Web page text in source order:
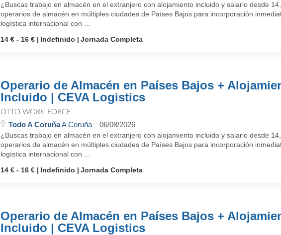
¿Buscas trabajo en almacén en el extranjero con alojamiento incluido y salario desde
operarios de almacén en múltiples ciudades de Países Bajos para incorporación
logística internacional con ...
14 € - 16 €
Indefinido Jornada Completa
Operario de Almacén en Países Bajos +
Incluido | CEVA Logistics
OTTO WORK FORCE
Todo A CoruñaA Coruña 06/08/2026
¿Buscas trabajo en almacén en el extranjero con alojamiento incluido y salario desde
operarios de almacén en múltiples ciudades de Países Bajos para incorporación
logística internacional con ...
14 € - 16 €
Indefinido Jornada Completa
Operario de Almacén en Países Bajos +
Incluido | CEVA Logistics